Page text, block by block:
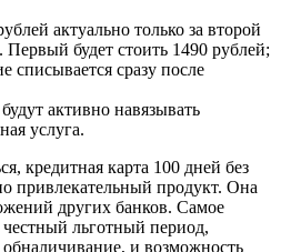
актуально только за второй
будет стоить 1490 рублей;
списывается сразу после
активно навязывать
услуга.
кредитная карта 100 дней без
привлекательный продукт. Она
других банков. Самое
льготный период,
и возможность